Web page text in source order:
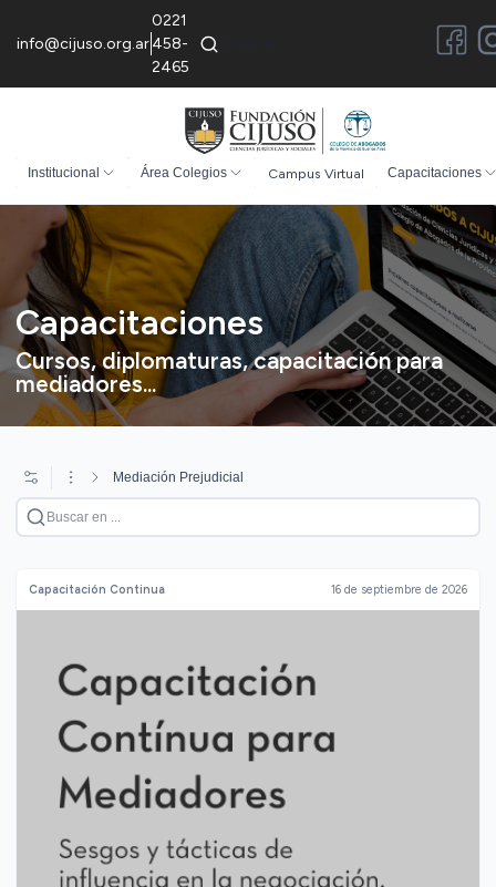
info@cijuso.org.ar
0221
458-
2465
Institucional Área Colegios Campus Virtual Capacitaciones
Capacitaciones
Cursos, diplomaturas, capacitación para
mediadores...
Mediación Prejudicial
Capacitación Continua 16 de septiembre de 2026